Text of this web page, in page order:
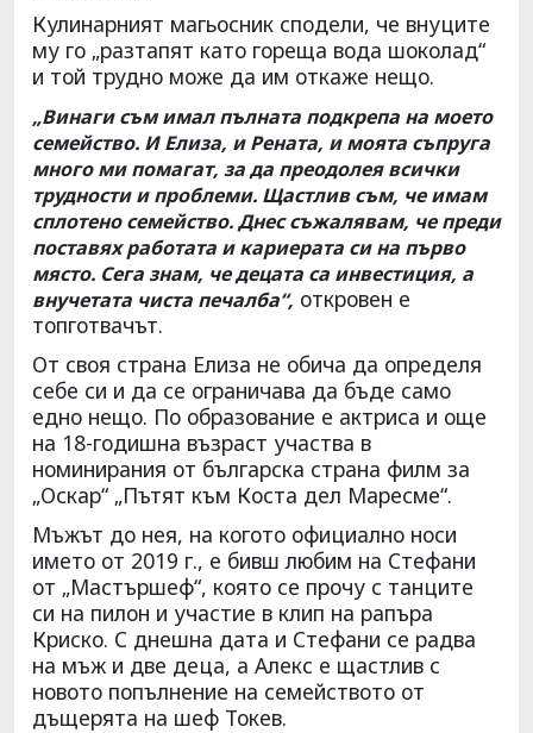
Кулинарният магьосник сподели, че внуците
му го „разтапят като гореща вода шоколад“
и той трудно може да им откаже нещо.
„Винаги съм имал пълната подкрепа на моето
семейство. И Елиза, и Рената, и моята съпруга
много ми помагат, за да преодолея всички
трудности и проблеми. Щастлив съм, че имам
сплотено семейство. Днес съжалявам, че преди
поставях работата и кариерата си на първо
място. Сега знам, че децата са инвестиция, а
внучетата чиста печалба“, откровен е
топготвачът.
От своя страна Елиза не обича да определя
себе си и да се ограничава да бъде само
едно нещо. По образование е актриса и още
на 18-годишна възраст участва в
номинирания от българска страна филм за
„Оскар“ „Пътят към Коста дел Маресме“.
Мъжът до нея, на когото официално носи
името от 2019 г., е бивш любим на Стефани
от „Мастършеф“, която се прочу с танците
си на пилон и участие в клип на рапъра
Криско. С днешна дата и Стефани се радва
на мъж и две деца, а Алекс е щастлив с
новото попълнение на семейството от
дъщерята на шеф Токев.